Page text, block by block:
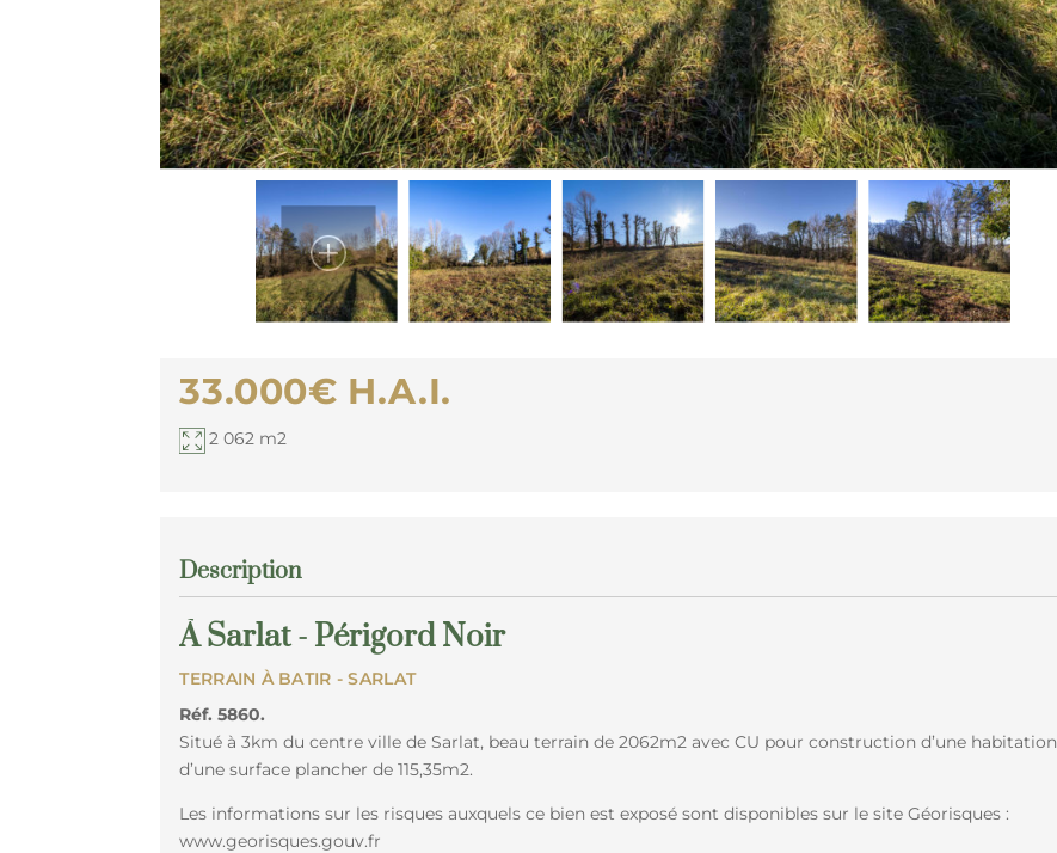
33.000€ H.A.I.
2 062 m2
Description
À Sarlat - Périgord Noir
TERRAIN À BATIR - SARLAT
Réf. 5860.
Situé à 3km du centre ville de Sarlat, beau terrain de 2062m2 avec CU pour construction d’une habitation
d’une surface plancher de 115,35m2.
Les informations sur les risques auxquels ce bien est exposé sont disponibles sur le site Géorisques :
www.georisques.gouv.fr